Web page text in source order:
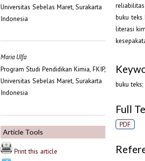
Universitas Sebelas Maret, Surakarta
Indonesia
Maria Ulfa
Program Studi Pendidikan Kimia, FKIP,
Universitas Sebelas Maret, Surakarta
Indonesia
Article Tools
Print this article
buku teks
literasi
buku
Full
PDF